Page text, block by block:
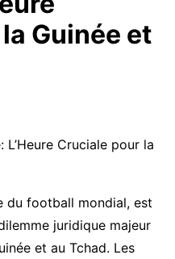
Guinée et
Cruciale pour la
du football mondial, est
juridique majeur
et au Tchad. Les